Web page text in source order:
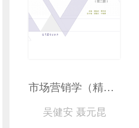
市场营销学（精要版）（第二版）
吴健安 聂元昆